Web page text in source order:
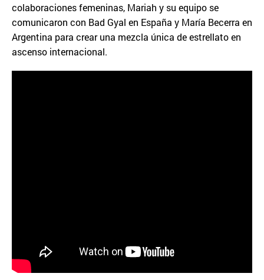
colaboraciones femeninas, Mariah y su equipo se
comunicaron con Bad Gyal en España y María Becerra en
Argentina para crear una mezcla única de estrellato en
ascenso internacional.